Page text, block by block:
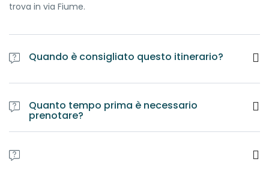
trova in via Fiume.
Quando è consigliato questo itinerario?
La visita si può fare tutto l'anno. Si consiglia di preferire il
mattino e organizzare un pranzo al sacco o nei ristoranti
locali.
Quanto tempo prima è necessario
prenotare?
E' obbligatorio prenotare l'itinerario almeno una settimana
prima della data fissata. E' comunque preferibile
contattare le Guide per accertarsi della disponibilità di